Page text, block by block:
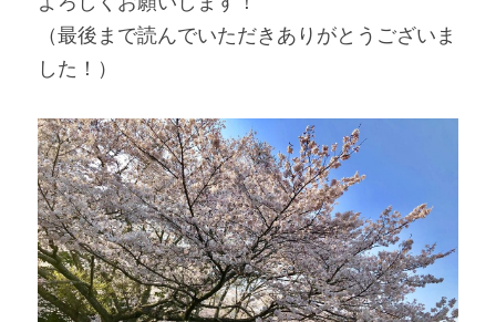
（最後まで読んでいただきありがとうございま
した！）